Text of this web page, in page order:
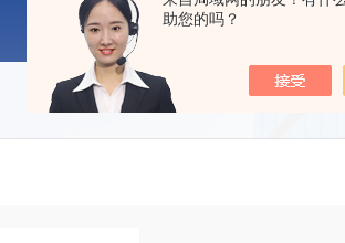
助您的吗？
当前位置